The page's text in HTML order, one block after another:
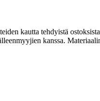
kautta tehdyistä
kanssa.